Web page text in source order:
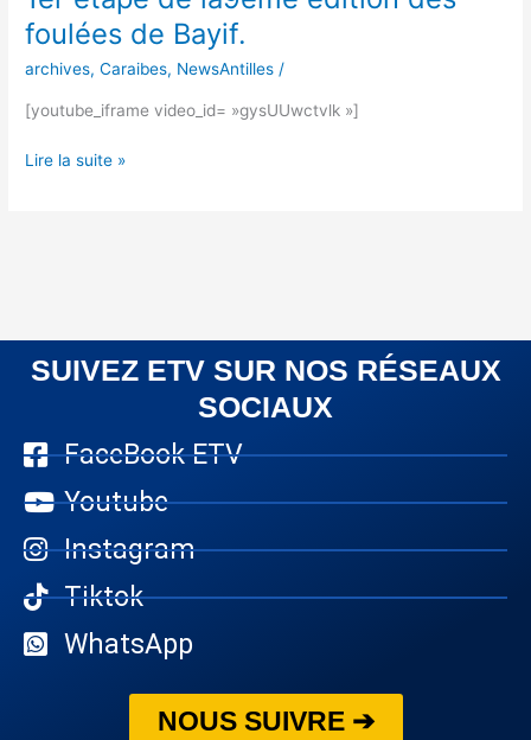
foulées de Bayif.
archives,Caraibes, NewsAntilles /
[youtube_iframe video_id= »gysUUwctvlk »]
Lire la suite »
SUIVEZ ETV SUR NOS RÉSEAUX
SOCIAUX
FaceBook ETV
Youtube
Instagram
Tiktok
WhatsApp
NOUS SUIVRE ➔